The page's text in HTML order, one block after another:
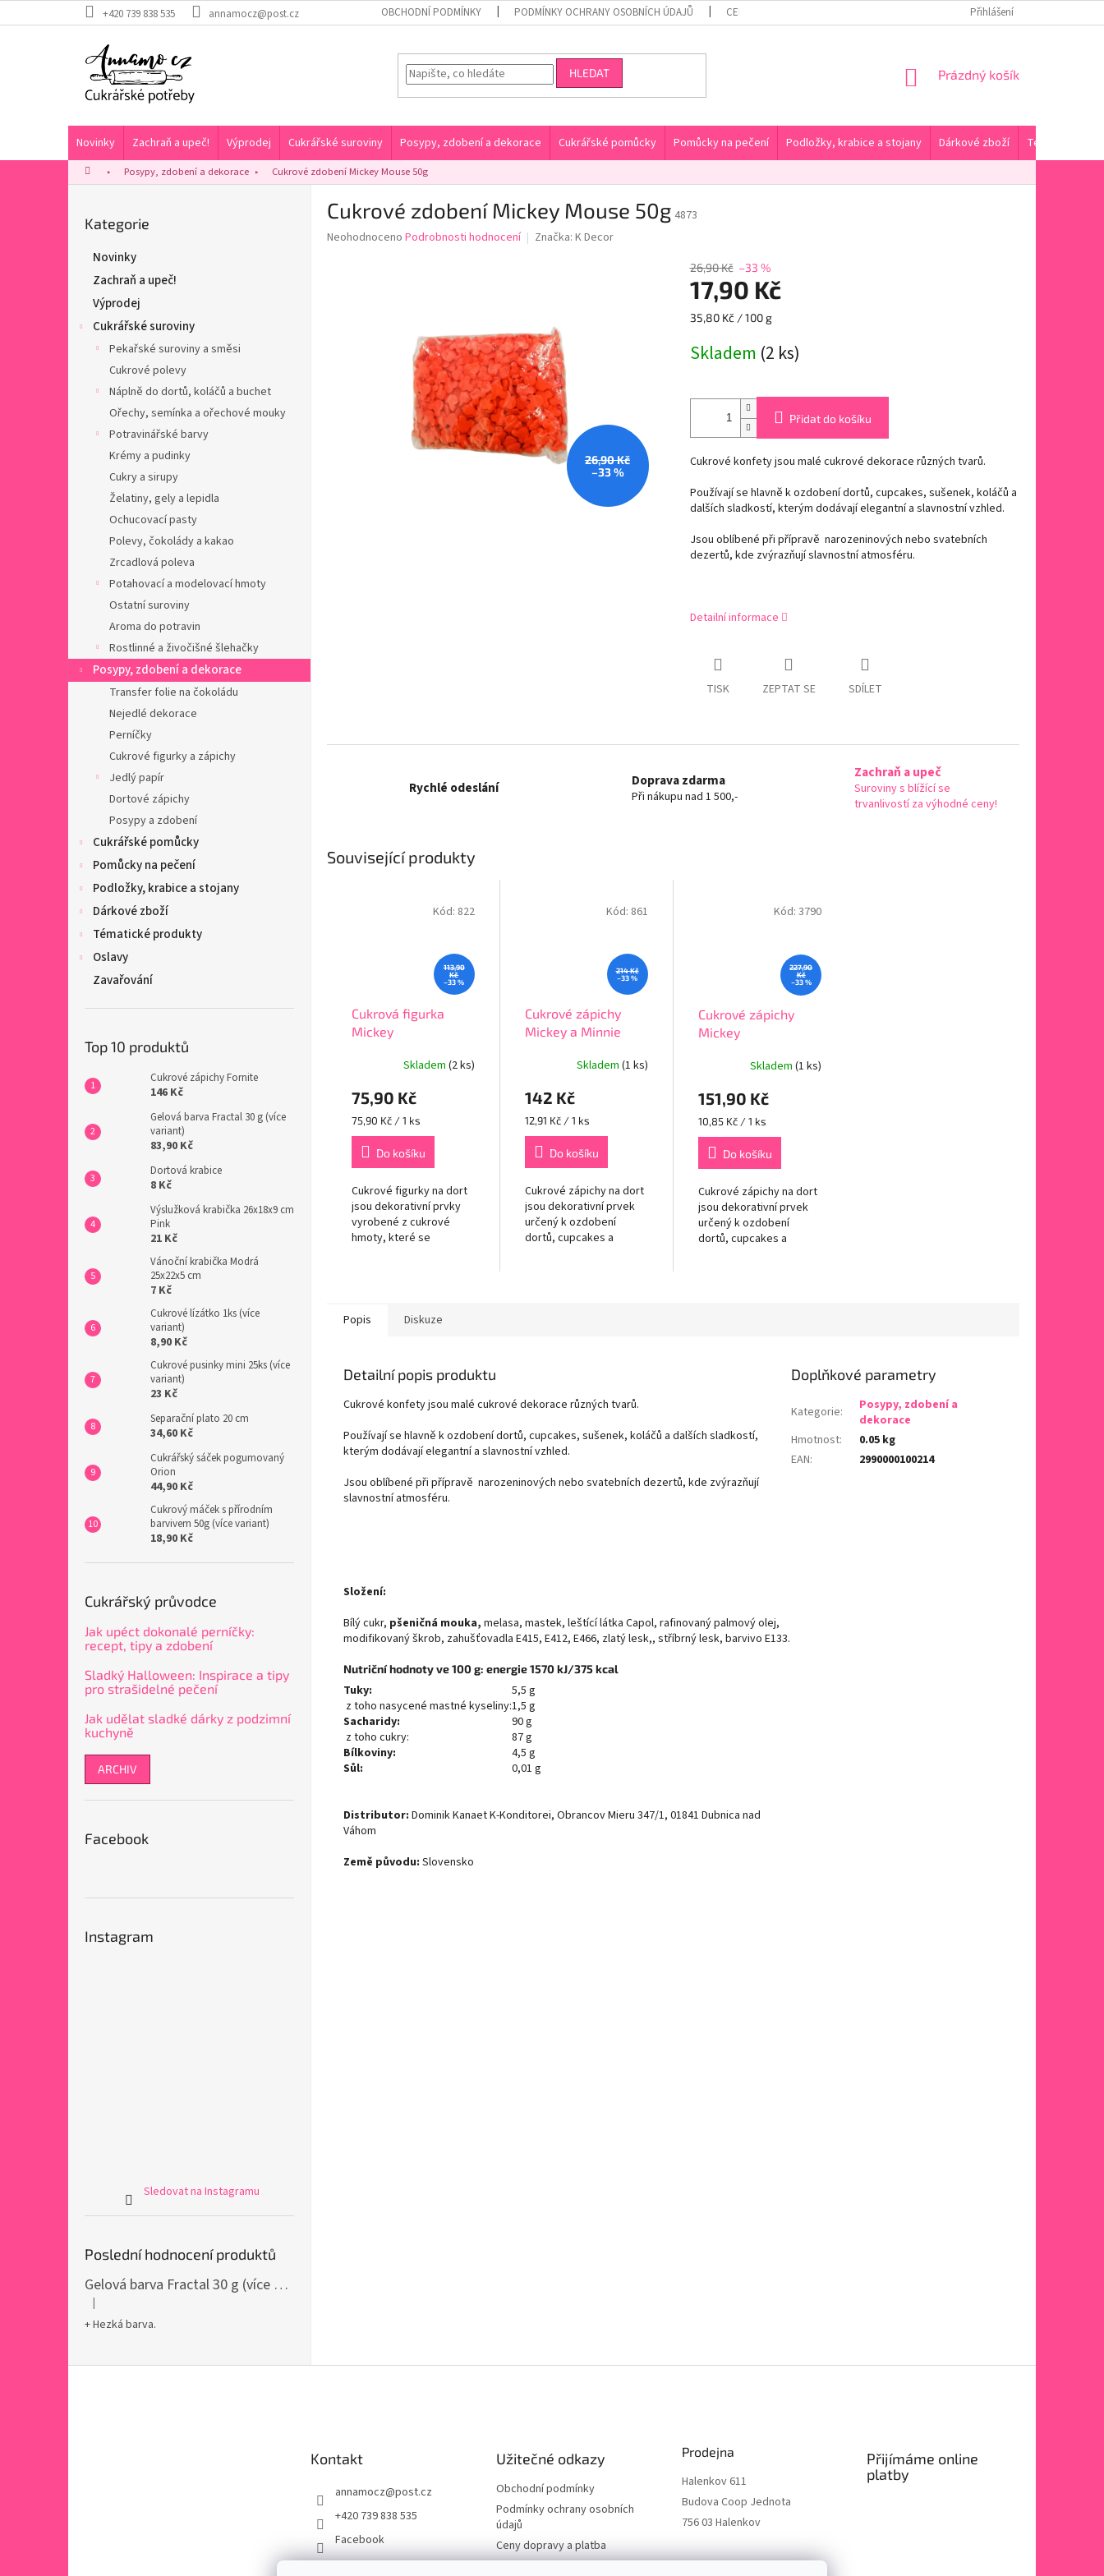
na
+420 739 838 535 annamocz@post.cz OBCHODNÍ PODMÍNKY PODMÍNKY OCHRANY OSOBNÍCH ÚDAJŮ CENY DOPRAVY A PLATBA KONTAKTY A PRODEJNAPřihlášení
HLEDAT
NÁKUPNÍ
Prázdný košík
Novinky Zachraň a upeč! Výprodej Cukrářské suroviny Posypy, zdobení a dekorace Cukrářské pomůcky Pomůcky na pečení Podložky, krabice a stojany Dárkové zboží Tématické
DomůPosypy, zdobení a dekorace Cukrové zdobení Mickey Mouse 50g
Přeskočit
kategorie
Kategorie
Novinky
Zachraň a upeč!
Výprodej
Cukrářské suroviny
Pekařské suroviny a směsi
Cukrové polevy
Náplně do dortů, koláčů a buchet
Ořechy, semínka a ořechové mouky
Potravinářské barvy
Krémy a pudinky
Cukry a sirupy
Želatiny, gely a lepidla
Ochucovací pasty
Polevy, čokolády a kakao
Zrcadlová poleva
Potahovací a modelovací hmoty
Ostatní suroviny
Aroma do potravin
Rostlinné a živočišné šlehačky
Posypy, zdobení a dekorace
Transfer folie na čokoládu
Nejedlé dekorace
Perníčky
Cukrové figurky a zápichy
Jedlý papír
Dortové zápichy
Posypy a zdobení
Cukrářské pomůcky
Pomůcky na pečení
Podložky, krabice a stojany
Dárkové zboží
Tématické produkty
Oslavy
Zavařování
Top 10 produktů
Cukrové zápichy Fornite
146 Kč
Gelová barva Fractal 30 g (více
variant)
83,90 Kč
Dortová krabice
8 Kč
Výslužková krabička 26x18x9 cm
Pink
21 Kč
Vánoční krabička Modrá
25x22x5 cm
7 Kč
Cukrové lízátko 1ks (více
variant)
8,90 Kč
Cukrové pusinky mini 25ks (více
variant)
23 Kč
Separační plato 20 cm
34,60 Kč
Cukrářský sáček pogumovaný
Orion
44,90 Kč
Cukrový máček s přírodním
barvivem 50g (více variant)
18,90 Kč
Cukrářský průvodce
Jak upéct dokonalé perníčky:
recept, tipy a zdobení
Sladký Halloween: Inspirace a tipy
pro strašidelné pečení
Jak udělat sladké dárky z podzimní
kuchyně
ARCHIV
Facebook
Instagram
Sledovat na Instagramu
Poslední hodnocení produktů
Gelová barva Fractal 30 g (více variant)
Hodnocení produktu je 5 z 5 hvězdiček.
|
+ Hezká barva.
Cukrové zdobení Mickey Mouse 50g 4873
Průměrné
Neohodnoceno Podrobnosti hodnocení Značka: K Decor
26,90 Kč
–33 %
26,90 Kč –33 %
17,90 Kč
Měrná
35,80 Kč / 100 g
Skladem (2 ks)
Přidat do košíku
Cukrové konfety jsou malé cukrové dekorace různých tvarů.
Používají se hlavně k ozdobení dortů, cupcakes, sušenek, koláčů a
dalších sladkostí, kterým dodávají elegantní a slavnostní vzhled.
Jsou oblíbené při přípravě narozeninových nebo svatebních
dezertů, kde zvýrazňují slavnostní atmosféru.
Detailní informace
TISK ZEPTAT SE SDÍLET
Rychlé odeslání Doprava zdarma
Při nákupu nad 1 500,-
Zachraň a upeč
Suroviny s blížící se
trvanlivostí za výhodné ceny!
Související produkty
113,90
Kč
–33 %
Cukrová figurka
Mickey
Skladem (2 ks)
75,90 Kč
Měrná
cena:
75,90 Kč / 1 ks
Do košíku
Cukrové figurky na dort
jsou dekorativní prvky
vyrobené z cukrové
hmoty, které se
přidávají na dortu...
Kód: 822
214 Kč
–33 %
Cukrové zápichy
Mickey a Minnie
Skladem (1 ks)
142 Kč
Měrná
cena:
12,91 Kč / 1 ks
Do košíku
Cukrové zápichy na dort
jsou dekorativní prvek
určený k ozdobení
dortů, cupcakes a
Kód: 861
227,90
Kč
–33 %
Cukrové zápichy
Mickey
Skladem(1 ks)
151,90 Kč
Měrná
cena:
10,85 Kč / 1 ks
Do košíku
Cukrové zápichy na dort
jsou dekorativní prvek
určený k ozdobení
dortů, cupcakes a
Kód:3790
Popis Diskuze
Detailní popis produktu
Cukrové konfety jsou malé cukrové dekorace různých tvarů.
Používají se hlavně k ozdobení dortů, cupcakes, sušenek, koláčů a dalších sladkostí,
kterým dodávají elegantní a slavnostní vzhled.
Jsou oblíbené při přípravě narozeninových nebo svatebních dezertů, kde zvýrazňují
slavnostní atmosféru.
Složení:
Bílý cukr, pšeničná mouka, melasa, mastek, leštící látka Capol, rafinovaný palmový olej,
modifikovaný škrob, zahušťovadla E415, E412, E466, zlatý lesk,, stříbrný lesk, barvivo E133.
Nutriční hodnoty ve 100 g: energie 1570 kJ/375 kcal
Tuky:
5,5 g
z toho nasycené mastné kyseliny:1,5 g
Sacharidy:
90 g
z toho cukry:
87 g
Bílkoviny:
4,5 g
Sůl:
0,01 g
Distributor: Dominik Kanaet K-Konditorei, Obrancov Mieru 347/1, 01841 Dubnica nad
Váhom
Země původu: Slovensko
Doplňkové parametry
Kategorie:
Posypy, zdobení a
dekorace
Hmotnost:
0.05 kg
EAN: 2990000100214
Kontakt
annamocz@post.cz
+420 739 838 535
Facebook
annamo.cz
Užitečné odkazy
Obchodní podmínky
Podmínky ochrany osobních
údajů
Ceny dopravy a platba
Kontakty a prodejna
Prodejna
Halenkov 611
Budova Coop Jednota
756 03 Halenkov
Přijímáme online
platby